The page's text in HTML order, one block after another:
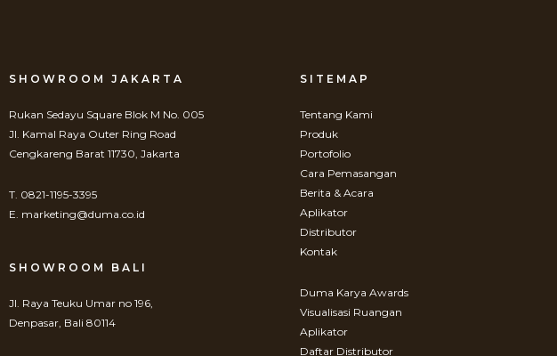
SHOWROOM JAKARTA
Rukan Sedayu Square Blok M No. 005
Jl. Kamal Raya Outer Ring Road
Cengkareng Barat 11730, Jakarta
T. 0821-1195-3395
E. marketing@duma.co.id
SHOWROOM BALI
Jl. Raya Teuku Umar no 196,
Denpasar, Bali 80114
SITEMAP
Tentang Kami
Produk
Portofolio
Cara Pemasangan
Berita & Acara
Aplikator
Distributor
Kontak
Duma Karya Awards
Visualisasi Ruangan
Aplikator
Daftar Distributor